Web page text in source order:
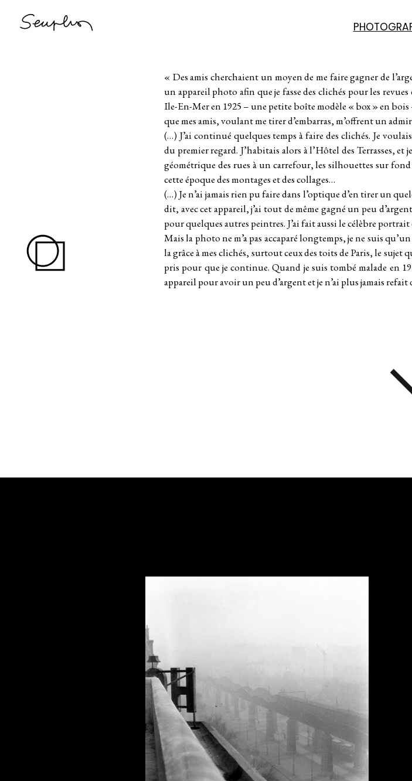
« Des amis cherchaient un moyen de me faire gagner de
un appareil photo afin que je fasse des clichés pour les revues
Ile-En-Mer en 1925 – une petite boîte modèle « box » en bois
que mes amis, voulant me tirer d’embarras, m’offrent un
(…) J’ai continué quelques temps à faire des clichés. Je
du premier regard. J’habitais alors à l’Hôtel des Terrasses,
géométrique des rues à un carrefour, les silhouettes sur fond
cette époque des montages et des collages…
(…) Je n’ai jamais rien pu faire dans l’optique d’en tirer un
dit, avec cet appareil, j’ai tout de même gagné un peu
pour quelques autres peintres. J’ai fait aussi le célèbre
Mais la photo ne m’a pas accaparé longtemps, je ne suis
la grâce à mes clichés, surtout ceux des toits de Paris, le sujet
pris pour que je continue. Quand je suis tombé malade en
appareil pour avoir un peu d’argent et je n’ai plus jamais